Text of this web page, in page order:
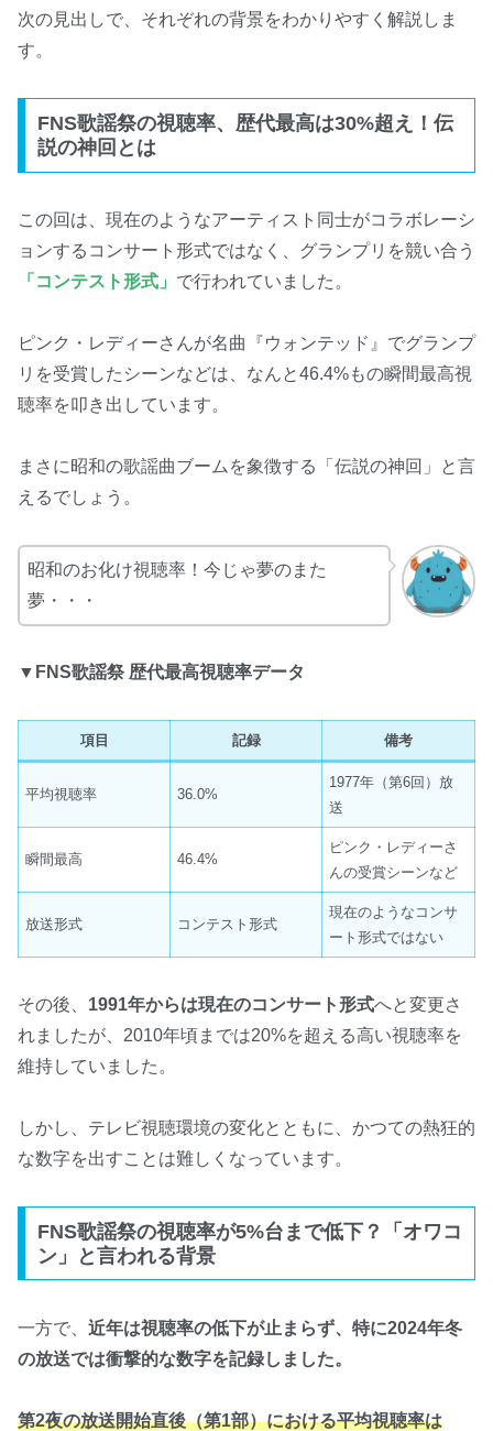
次の見出しで、それぞれの背景をわかりやすく解説しま
す。
FNS歌謡祭の視聴率、歴代最高は30%超え！伝
説の神回とは
この回は、現在のようなアーティスト同士がコラボレーシ
ョンするコンサート形式ではなく、グランプリを競い合う
「コンテスト形式」 で行われていました。
ピンク・レディーさんが名曲『ウォンテッド』でグランプ
リを受賞したシーンなどは、なんと46.4%もの瞬間最高視
聴率を叩き出しています。
まさに昭和の歌謡曲ブームを象徴する「伝説の神回」と言
えるでしょう。
昭和のお化け視聴率！今じゃ夢のまた
夢・・・
▼FNS歌謡祭 歴代最高視聴率データ
項目 記録 備考
平均視聴率 36.0%
1977年（第6回）放
送
瞬間最高 46.4%
ピンク・レディーさ
んの受賞シーンなど
放送形式 コンテスト形式
現在のようなコンサ
ート形式ではない
その後、 1991年からは現在のコンサート形式へと変更さ
れましたが、2010年頃までは20%を超える高い視聴率を
維持していました。
しかし、テレビ視聴環境の変化とともに、かつての熱狂的
な数字を出すことは難しくなっています。
FNS歌謡祭の視聴率が5%台まで低下？「オワコ
ン」と言われる背景
一方で、 近年は視聴率の低下が止まらず、特に2024年冬
の放送では衝撃的な数字を記録しました。
第2夜の放送開始直後（第1部）における平均視聴率は